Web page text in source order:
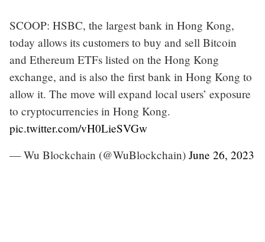
SCOOP: HSBC, the largest bank in Hong Kong,
today allows its customers to buy and sell Bitcoin
and Ethereum ETFs listed on the Hong Kong
exchange, and is also the first bank in Hong Kong to
allow it. The move will expand local users’ exposure
to cryptocurrencies in Hong Kong.
pic.twitter.com/vH0LieSVGw
— Wu Blockchain (@WuBlockchain) June 26, 2023